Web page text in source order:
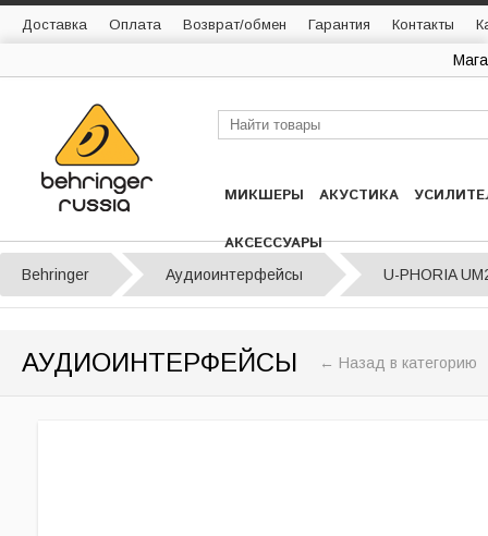
Доставка Оплата Возврат/обмен Гарантия Контакты
МИКШЕРЫ АКУСТИКА
АКСЕССУАРЫ
Behringer Аудиоинтерфейсы U-PHORIA
АУДИОИНТЕРФЕЙСЫ ← Назад в категорию